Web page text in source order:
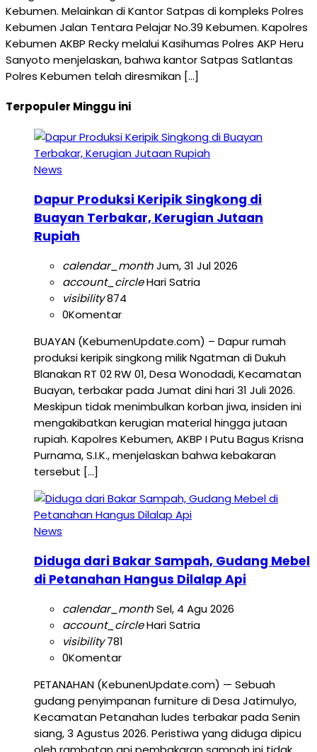
Kebumen. Melainkan di Kantor Satpas di kompleks Polres
Kebumen Jalan Tentara Pelajar No.39 Kebumen. Kapolres
Kebumen AKBP Recky melalui Kasihumas Polres AKP Heru
Sanyoto menjelaskan, bahwa kantor Satpas Satlantas
Polres Kebumen telah diresmikan […]
Terpopuler Minggu ini
News
Dapur Produksi Keripik Singkong di
Buayan Terbakar, Kerugian Jutaan
Rupiah
calendar_monthJum, 31 Jul 2026
account_circleHari Satria
visibility874
0Komentar
BUAYAN (KebumenUpdate.com) – Dapur rumah
produksi keripik singkong milik Ngatman di Dukuh
Blanakan RT 02 RW 01, Desa Wonodadi, Kecamatan
Buayan, terbakar pada Jumat dini hari 31 Juli 2026.
Meskipun tidak menimbulkan korban jiwa, insiden ini
mengakibatkan kerugian material hingga jutaan
rupiah. Kapolres Kebumen, AKBP I Putu Bagus Krisna
Purnama, S.I.K., menjelaskan bahwa kebakaran
tersebut […]
News
Diduga dari Bakar Sampah, Gudang Mebel
di Petanahan Hangus Dilalap Api
calendar_monthSel, 4 Agu 2026
account_circleHari Satria
visibility781
0Komentar
PETANAHAN (KebunenUpdate.com) — Sebuah
gudang penyimpanan furniture di Desa Jatimulyo,
Kecamatan Petanahan ludes terbakar pada Senin
siang, 3 Agustus 2026. Peristiwa yang diduga dipicu